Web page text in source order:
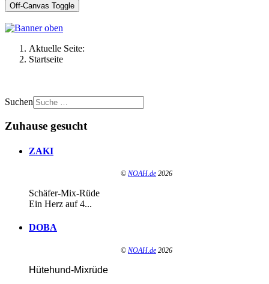
Off-Canvas Toggle
Aktuelle Seite:
Startseite
Suchen
Zuhause gesucht
ZAKI
© NOAH.de 2026
Schäfer-Mix-Rüde
Ein Herz auf 4...
DOBA
© NOAH.de 2026
Hütehund-Mixrüde